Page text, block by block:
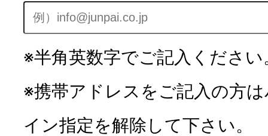
※半角英数字でご記入ください
※携帯アドレスをご記入の方
イン指定を解除して下さい。